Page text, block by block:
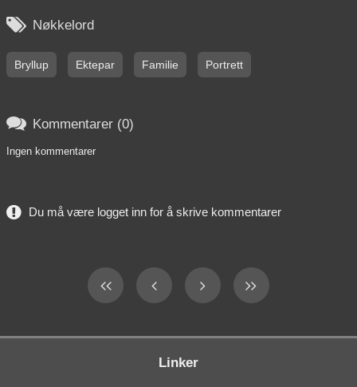
 Nøkkelord
Bryllup Ektepar Familie Portrett
 Kommentarer (0)
Ingen kommentarer
Du må være logget inn for å skrive kommentarer
Linker